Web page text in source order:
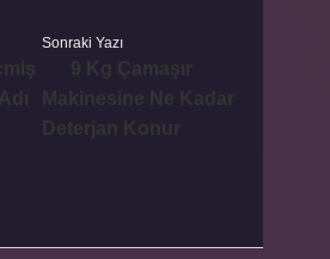
Sonraki Yazı